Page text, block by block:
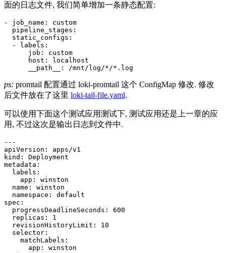
面的日志文件, 我们简单增加一条静态配置:
- job_name :
custom
pipeline_stages :
static_configs :
-
labels :
job :
custom
host :
localhost
__path__
: /mnt/log/*/*.log
ps: promtail 配置通过 loki-promtail 这个 ConfigMap 修改. 修改
后文件放在了这里 loki-tail-file.yaml.
可以使用下面这个测试应用测试下, 测试应用还是上一章的应
用, 不过这次是输出日志到文件中.
---
apiVersion :
apps/v1
kind :
Deployment
metadata :
labels :
app :
winston
name :
winston
namespace :
default
spec :
progressDeadlineSeconds :
600
replicas :
1
revisionHistoryLimit :
10
selector :
matchLabels :
app :
winston